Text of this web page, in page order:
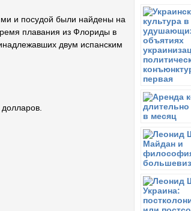
и посудой были найдены на
плавания из Флориды в
двум испанским